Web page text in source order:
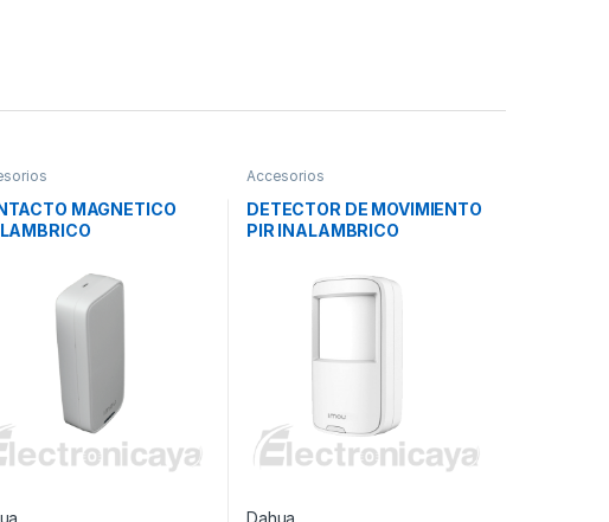
MAGNETICO
Accesorios
DETECTOR DE MOVIMIENTO
PIR INALAMBRICO
Dahua